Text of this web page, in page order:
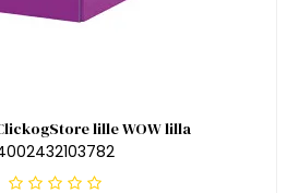
lille WOW lilla